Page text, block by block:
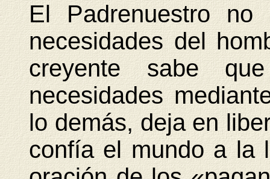
El Padrenuestro
necesidades del
creyente sabe
necesidades
lo demás, deja en
confía el mundo a la